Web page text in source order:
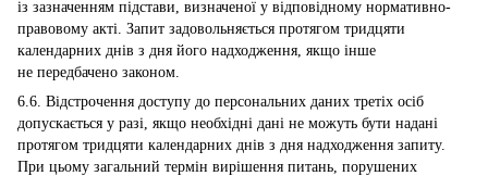
із зазначенням підстави, визначеної у відповідному нормативно-
правовому акті. Запит задовольняється протягом тридцяти
календарних днів з дня його надходження, якщо інше
не передбачено законом.
6.6. Відстрочення доступу до персональних даних третіх осіб
допускається у разі, якщо необхідні дані не можуть бути надані
протягом тридцяти календарних днів з дня надходження запиту.
При цьому загальний термін вирішення питань, порушених